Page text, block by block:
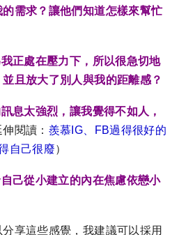
需求？讓他們知道怎樣來幫忙
正處在壓力下，所以很急切地
且放大了別人與我的距離感？
息太強烈，讓我覺得不如人，
伸閱讀： 羨慕IG、FB過得很好的
自己很廢）
己從小建立的內在焦慮依戀小
享這些感覺，我建議可以採用